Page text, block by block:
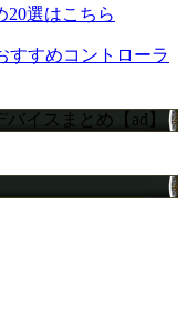
20選はこちら
すすめコントローラ
イスまとめ【ad】